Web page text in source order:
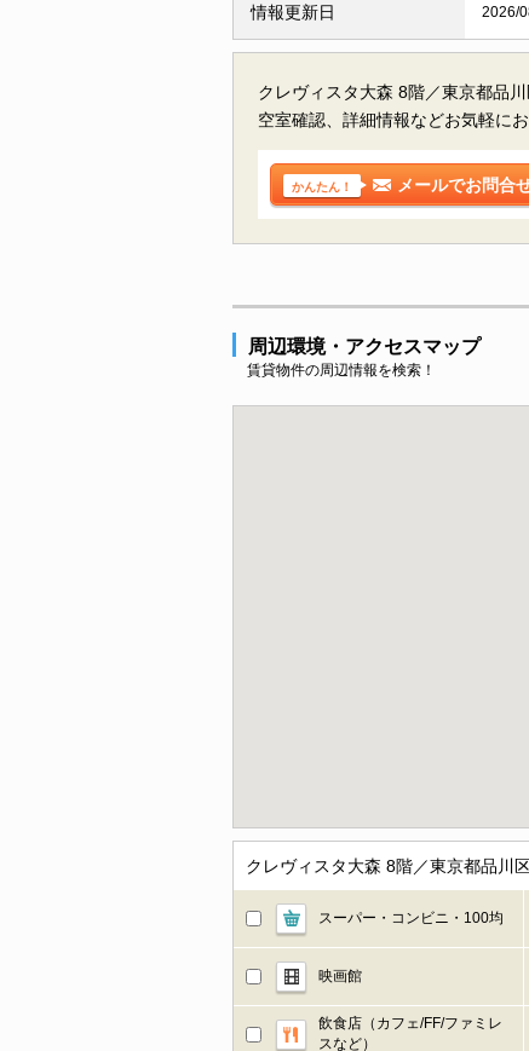
情報更新日 2026/
クレヴィスタ大森 8階／東京都品
空室確認、詳細情報などお気軽にお
かんたん！ メールでお問合
周辺環境・アクセスマップ
賃貸物件の周辺情報を検索！
クレヴィスタ大森 8階／東京都品川
スーパー・コンビニ・100均
映画館
飲食店（カフェ/FF/ファミレ
スなど）